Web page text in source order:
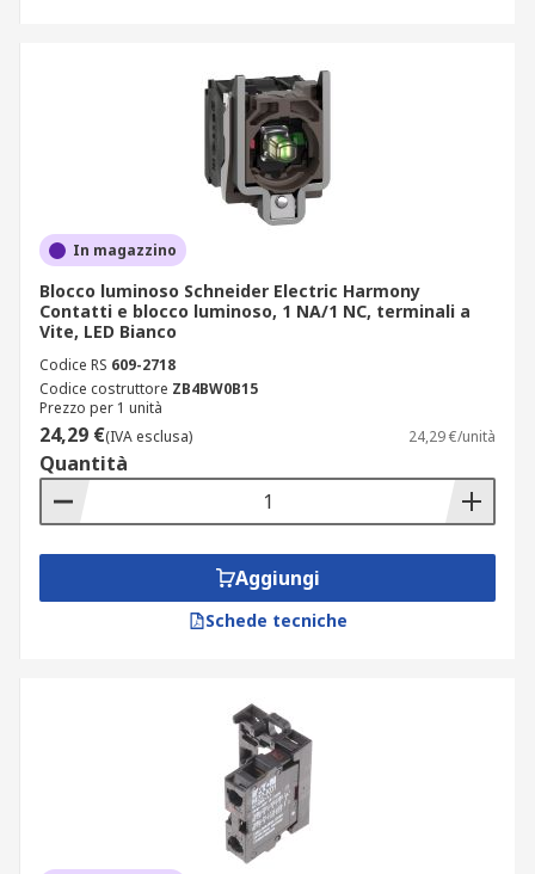
In magazzino
Blocco luminoso Schneider Electric Harmony
Contatti e blocco luminoso, 1 NA/1 NC, terminali a
Vite, LED Bianco
Codice RS 609-2718
Codice costruttore ZB4BW0B15
Prezzo per 1 unità
24,29 €(IVA esclusa) 24,29 €/unità
Quantità
Aggiungi
Schede tecniche